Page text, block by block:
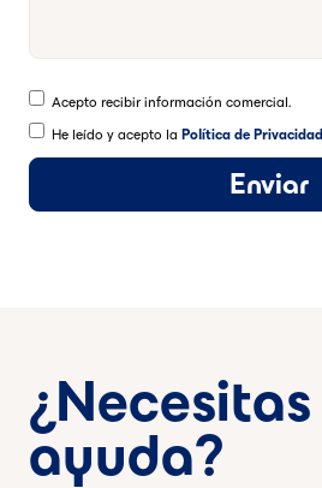
Acepto recibir información comercial.
He leído y acepto la Política de Privacidad
¿Necesitas
ayuda?